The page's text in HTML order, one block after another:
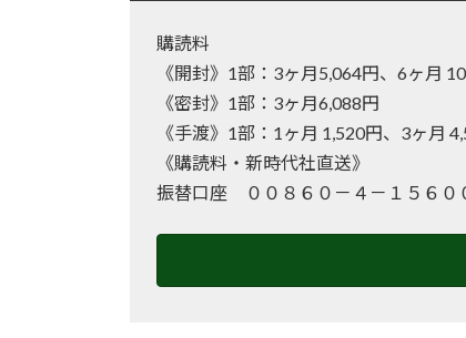
購読料
《開封》1部：3ヶ月5,064円、6ヶ月
《密封》1部：3ヶ月6,088円
《手渡》1部：1ヶ月 1,520円、3ヶ月
《購読料・新時代社直送》
振替口座 ００８６０－４－１５６